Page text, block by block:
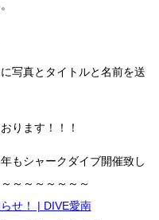
写真とタイトルと名前を送
ります！！！
もシャークダイブ開催致し
～～～～～～～
せ！ | DIVE愛南